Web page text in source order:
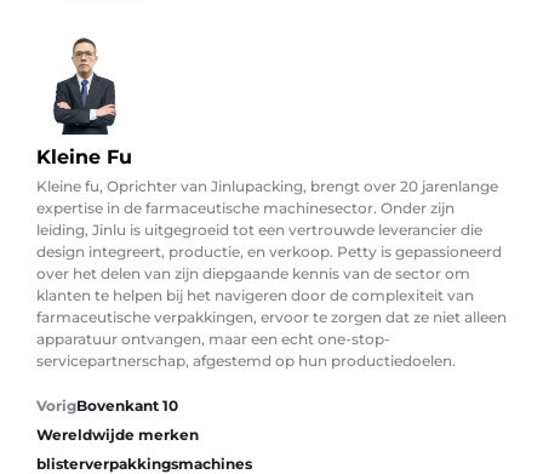
Kleine Fu
Kleine fu, Oprichter van Jinlupacking, brengt over 20 jarenlange
expertise in de farmaceutische machinesector. Onder zijn
leiding, Jinlu is uitgegroeid tot een vertrouwde leverancier die
design integreert, productie, en verkoop. Petty is gepassioneerd
over het delen van zijn diepgaande kennis van de sector om
klanten te helpen bij het navigeren door de complexiteit van
farmaceutische verpakkingen, ervoor te zorgen dat ze niet alleen
apparatuur ontvangen, maar een echt one-stop-
servicepartnerschap, afgestemd op hun productiedoelen.
VorigBovenkant 10
Wereldwijde merken
blisterverpakkingsmachines